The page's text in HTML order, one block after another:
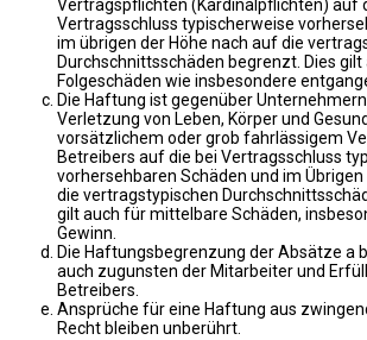
Vertragspflichten (Kardinalpflichten) auf
Vertragsschluss typischerweise
im übrigen der Höhe nach auf die
Durchschnittsschäden begrenzt. Dies
Folgeschäden wie insbesondere
Die Haftung ist gegenüber
Verletzung von Leben, Körper und
vorsätzlichem oder grob fahrlässigem
Betreibers auf die bei Vertragsschluss
vorhersehbaren Schäden und im
die vertragstypischen
gilt auch für mittelbare Schäden,
Gewinn.
Die Haftungsbegrenzung der Absätze a
auch zugunsten der Mitarbeiter und
Betreibers.
Ansprüche für eine Haftung aus
Recht bleiben unberührt.